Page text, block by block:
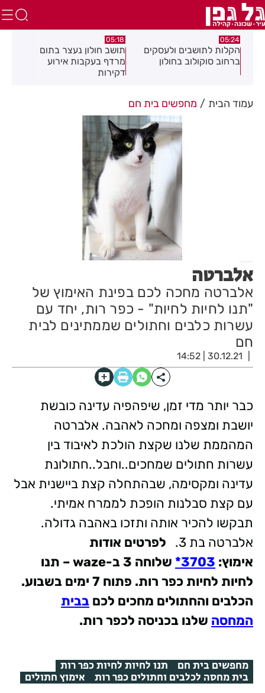
05:24
הקלות לתושבים ולעסקים
ברחוב סוקולוב בחולון
05:18
תושב חולון נעצר בתום
מרדף בעקבות אירוע
דקירות
עמוד הבית מחפשים בית חם
אלברטה
אלברטה מחכה לכם בפינת האימוץ של
"תנו לחיות לחיות" - כפר רות, יחד עם
עשרות כלבים וחתולים שממתינים לבית
חם
30.12.21 | 14:52
כבר יותר מדי זמן, שיפהפיה עדינה כובשת
יושבת ומצפה ומחכה לאהבה. אלברטה
המהממת שלנו שקצת הולכת לאיבוד בין
עשרות חתולים שמחכים..וחבל..חתולונת
עדינה ומקסימה, שבהתחלה קצת ביישנית אבל
עם קצת סבלנות הופכת לממרח אמיתי.
תבקשו להכיר אותה ותזכו באהבה גדולה.
אלברטה בת 3.
לפרטים אודות
אימוץ:
3703* שלוחה 3 ב
-waze – תנו
לחיות לחיות כפר רות. פתוח 7 ימים בשבוע.
הכלבים והחתולים מחכים לכם בבית
המחסה שלנו בכניסה לכפר רות.
מחפשים בית חם תנו לחיות לחיות כפר רות
בית מחסה לכלבים וחתולים כפר רות אימוץ חתולים